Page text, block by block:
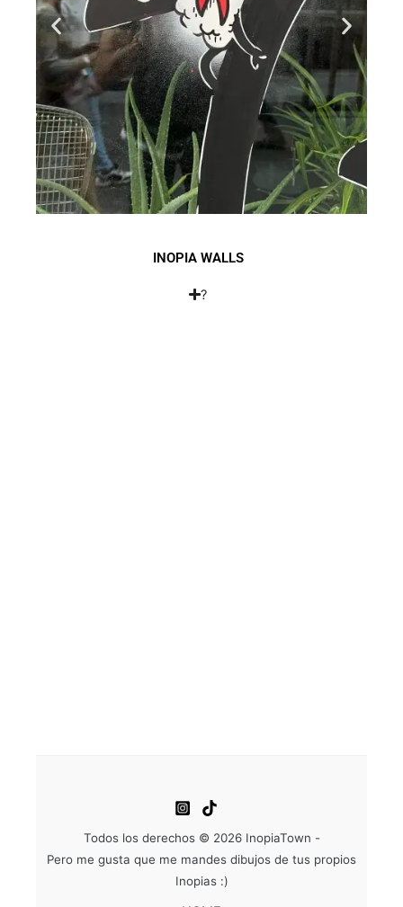
INOPIA WALLS
?
Todos los derechos © 2026 InopiaTown -
Pero me gusta que me mandes dibujos de tus propios
Inopias :)